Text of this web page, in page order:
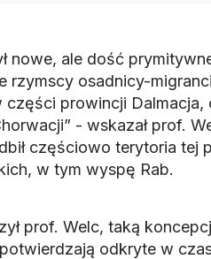
nowe, ale dość
rzymscy osadnicy-
prowincji Dalmacja,
- wskazał prof.
częściowo terytoria tej
w tym wyspę Rab.
prof. Welc, taką
odkryte w